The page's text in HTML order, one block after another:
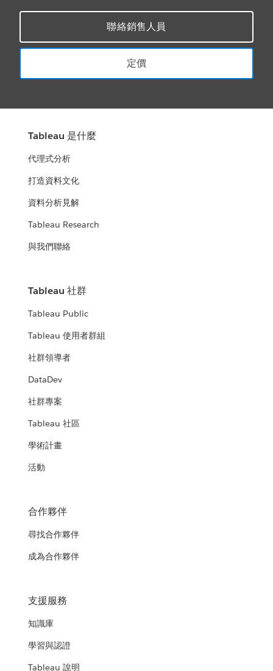
聯絡銷售人員
定價
Tableau 是什麼
代理式分析
打造資料文化
資料分析見解
Tableau Research
與我們聯絡
Tableau 社群
Tableau Public
Tableau 使用者群組
社群領導者
DataDev
社群專案
Tableau 社區
學術計畫
活動
合作夥伴
尋找合作夥伴
成為合作夥伴
支援服務
知識庫
學習與認證
Tableau 說明